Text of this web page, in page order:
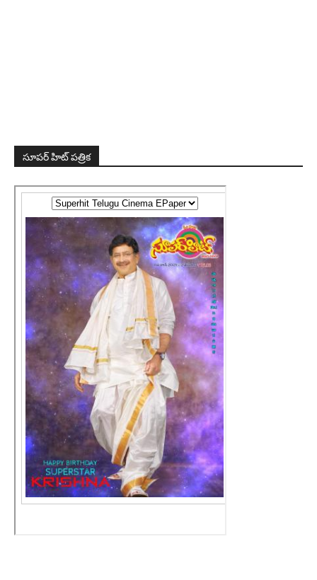
సూపర్ హిట్ పత్రిక